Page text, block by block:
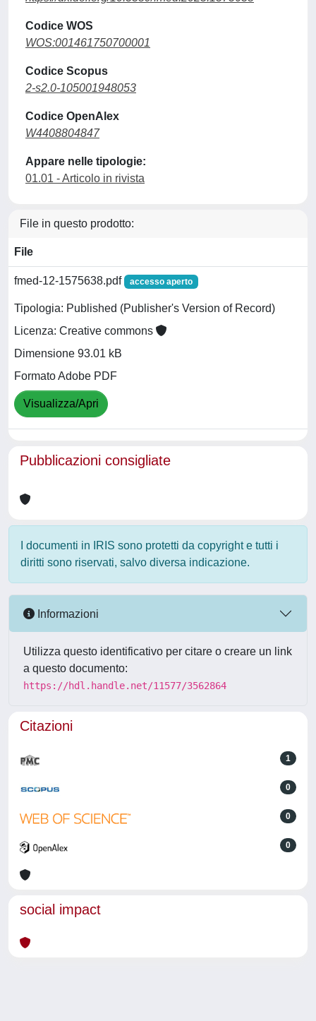
Codice WOS
WOS:001461750700001
Codice Scopus
2-s2.0-105001948053
Codice OpenAlex
W4408804847
Appare nelle tipologie:
01.01 - Articolo in rivista
File in questo prodotto:
File
fmed-12-1575638.pdf accesso aperto
Tipologia: Published (Publisher's Version of Record)
Licenza: Creative commons
Dimensione 93.01 kB
Formato Adobe PDF
Visualizza/Apri
Pubblicazioni consigliate
I documenti in IRIS sono protetti da copyright e tutti i
diritti sono riservati, salvo diversa indicazione.
Informazioni
Utilizza questo identificativo per citare o creare un link
a questo documento:
https://hdl.handle.net/11577/3562864
Citazioni
1
0
0
0
social impact